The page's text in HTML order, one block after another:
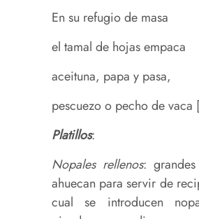
En su refugio de masa
el tamal de hojas empaca
aceituna, papa y pasa,
pescuezo o pecho de
Platillos:
Nopales rellenos:
ahuecan para servir de
cual se introducen